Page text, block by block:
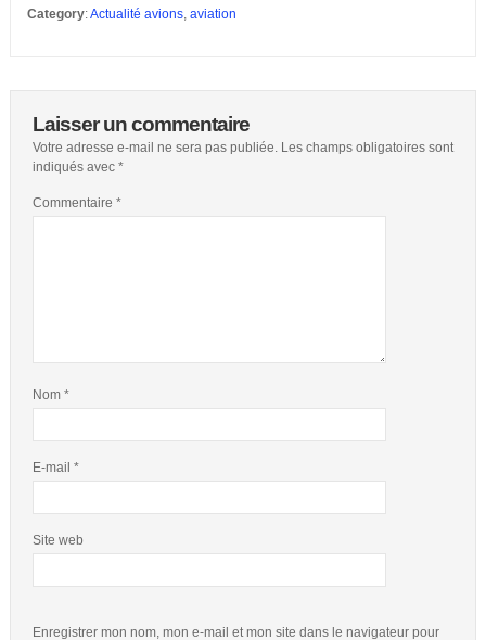
Category:Actualité avions, aviation
Laisser un commentaire
Votre adresse e-mail ne sera pas publiée. Les champs obligatoires sont
indiqués avec *
Commentaire *
Nom *
E-mail *
Site web
Enregistrer mon nom, mon e-mail et mon site dans le navigateur pour